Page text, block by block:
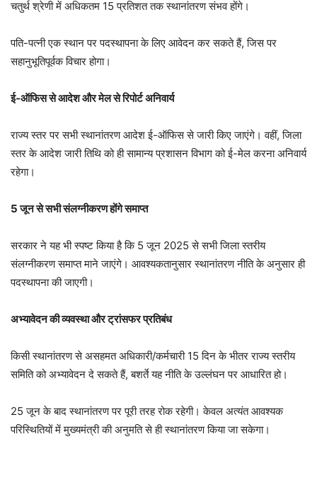
चतुर्थ श्रेणी में अधिकतम 15 प्रतिशत तक स्थानांतरण संभव होंगे।
पति-पत्नी एक स्थान पर पदस्थापना के लिए आवेदन कर सकते हैं, जिस पर
सहानुभूतिपूर्वक विचार होगा।
ई-ऑफिस से आदेश और मेल से रिपोर्ट अनिवार्य
राज्य स्तर पर सभी स्थानांतरण आदेश ई-ऑफिस से जारी किए जाएंगे। वहीं, जिला
स्तर के आदेश जारी तिथि को ही सामान्य प्रशासन विभाग को ई-मेल करना अनिवार्य
रहेगा।
5 जून से सभी संलग्नीकरण होंगे समाप्त
सरकार ने यह भी स्पष्ट किया है कि 5 जून 2025 से सभी जिला स्तरीय
संलग्नीकरण समाप्त माने जाएंगे। आवश्यकतानुसार स्थानांतरण नीति के अनुसार ही
पदस्थापना की जाएगी।
अभ्यावेदन की व्यवस्था और ट्रांसफर प्रतिबंध
किसी स्थानांतरण से असहमत अधिकारी/कर्मचारी 15 दिन के भीतर राज्य स्तरीय
समिति को अभ्यावेदन दे सकते हैं, बशर्ते यह नीति के उल्लंघन पर आधारित हो।
25 जून के बाद स्थानांतरण पर पूरी तरह रोक रहेगी। केवल अत्यंत आवश्यक
परिस्थितियों में मुख्यमंत्री की अनुमति से ही स्थानांतरण किया जा सकेगा।